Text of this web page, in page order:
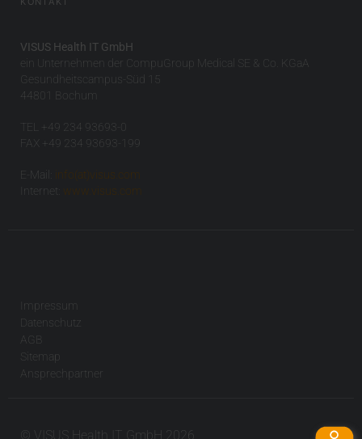
VISUS Health IT GmbH
ein Unternehmen der CompuGroup Medical SE & Co. KGaA
Gesundheitscampus-Süd 15
44801 Bochum
TEL +49 234 93693-0
FAX +49 234 93693-199
E-Mail:
info(at)visus.com
Internet:
www.visus.com
Impressum
Datenschutz
AGB
Sitemap
Ansprechpartner
© VISUS Health IT GmbH 2026